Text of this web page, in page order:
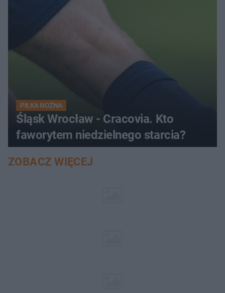
PIŁKA NOŻNA
Śląsk Wrocław - Cracovia. Kto
faworytem niedzielnego starcia?
ZOBACZ WIĘCEJ